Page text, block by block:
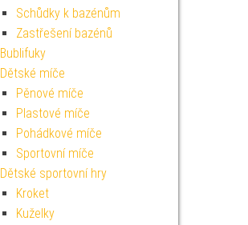
Schůdky k bazénům
Zastřešení bazénů
Bublifuky
Dětské míče
Pěnové míče
Plastové míče
Pohádkové míče
Sportovní míče
Dětské sportovní hry
Kroket
Kuželky